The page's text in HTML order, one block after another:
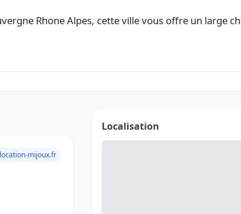
Rhone Alpes, cette ville vous offre un large
mijoux.fr
Localisation